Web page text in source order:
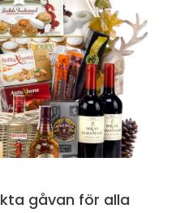
gåvan för alla